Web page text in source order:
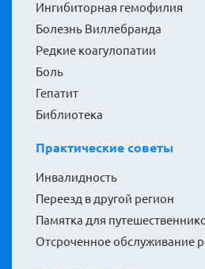
Ингибиторная гемофилия
Болезнь Виллебранда
Редкие коагулопатии
Боль
Гепатит
Библиотека
Практические советы
Инвалидность
Переезд в другой регион
Памятка для
Отсроченное обслуживание